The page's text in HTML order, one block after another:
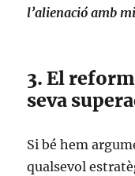
l’alienació amb
3. El
seva
Si bé hem
qualsevol